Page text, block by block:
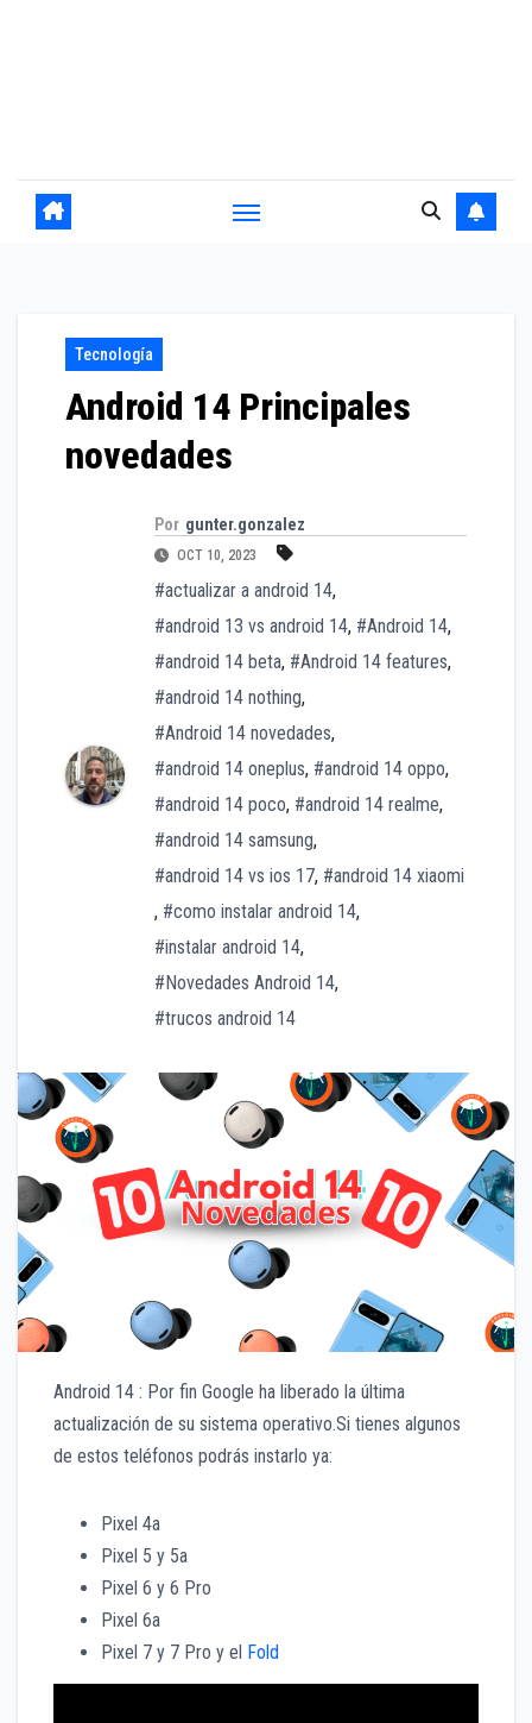
Tecnología
Android 14 Principales
novedades
Por gunter.gonzalez
OCT 10, 2023
#actualizar a android 14,
#android 13 vs android 14, #Android 14,
#android 14 beta, #Android 14 features,
#android 14 nothing,
#Android 14 novedades,
#android 14 oneplus, #android 14 oppo,
#android 14 poco, #android 14 realme,
#android 14 samsung,
#android 14 vs ios 17, #android 14 xiaomi
, #como instalar android 14,
#instalar android 14,
#Novedades Android 14,
#trucos android 14
Android 14 : Por fin Google ha liberado la última
actualización de su sistema operativo.Si tienes algunos
de estos teléfonos podrás instarlo ya:
Pixel 4a
Pixel 5 y 5a
Pixel 6 y 6 Pro
Pixel 6a
Pixel 7 y 7 Pro y el Fold